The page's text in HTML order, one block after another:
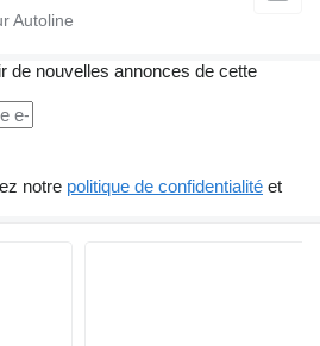
Autoline
de nouvelles annonces de cette
notre politique de confidentialité et